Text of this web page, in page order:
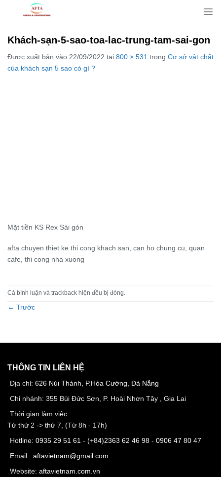
dungKhách-sạn-5-sao-toa-lac-trung-tam-sai-gon
Được xuất bản vào 22/09/2022 tại 800 × 531 trong Cơ sở vật chất
của khách sạn 5 sao có gì ?
Mặt tiền KS Rex Sài gòn
afta chuyen thiet ke thi cong khach san, can ho chung cu, quan
cafe, thi cong nha xuong
Cả bình luận và trackback hiện đều bị đóng.
← Trước
THÔNG TIN LIÊN HỆ
Địa chỉ: 626 Núi Thành, P.Hòa Cường, Đà Nẵng
Chi nhánh: 355 Bùi Đức Sơn, P. Hoài Nhơn Tây , Gia Lai
Thời gian làm việc:
Từ thứ 2 -> thứ 7, (Từ 8h - 17h)
Hotline: 0935 29 51 61 - (+84)2363 62 46 98 - 0906 47 80 47
Email : aftavietnam@gmail.com
Website: aftavietnam.com.vn